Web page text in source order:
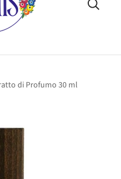
di Profumo 30 ml